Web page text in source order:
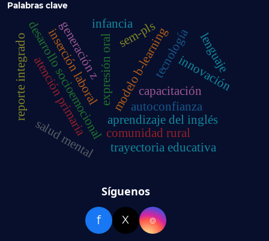
Palabras clave
modelo b-learningtecnología
capacitacióninnovación
desarrollo socioemocionalaprendizaje del inglés
expresión oral
autoconfianza
trayectoria educativa
inserción laboral
salud mental comunidad rural
atención primaria
reporte integrado generación z sem-pls
infancia
lenguaje
Síguenos
f X ⌾